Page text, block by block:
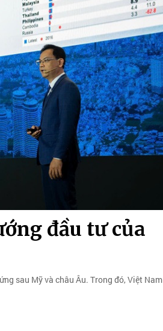
đầu tư của
sau Mỹ và châu Âu. Trong đó, Việt Nam